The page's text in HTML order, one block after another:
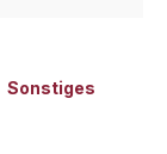
Sonstiges